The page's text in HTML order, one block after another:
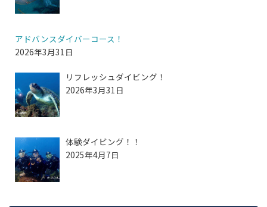
アドバンスダイバーコース！
2026年3月31日
リフレッシュダイビング！
2026年3月31日
体験ダイビング！！
2025年4月7日